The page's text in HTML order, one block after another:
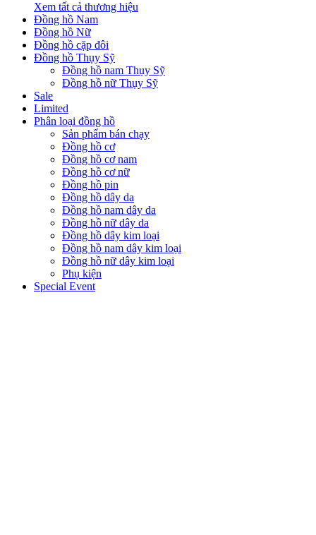
Xem tất cả thương hiệu
Đồng hồ Nam
Đồng hồ Nữ
Đồng hồ cặp đôi
Đồng hồ Thụy Sỹ
Đồng hồ nam Thụy Sỹ
Đồng hồ nữ Thụy Sỹ
Sale
Limited
Phân loại đồng hồ
Sản phẩm bán chạy
Đồng hồ cơ
Đồng hồ cơ nam
Đồng hồ cơ nữ
Đồng hồ pin
Đồng hồ dây da
Đồng hồ nam dây da
Đồng hồ nữ dây da
Đồng hồ dây kim loại
Đồng hồ nam dây kim loại
Đồng hồ nữ dây kim loại
Phụ kiện
Special Event